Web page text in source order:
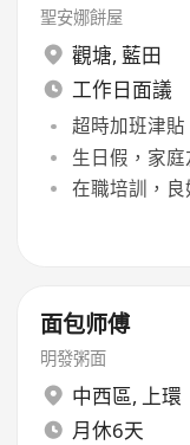
聖安娜餅屋
觀塘, 藍田
工作日面議
超時加班津
生日假，家
在職培訓，
面包师傅
明發粥面
中西區, 上環
月休6天